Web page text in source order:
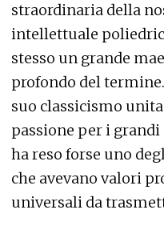
straordinaria della
intellettuale
stesso un grande
profondo del
suo classicismo
passione per i grandi
ha reso forse uno
che avevano valori
universali da